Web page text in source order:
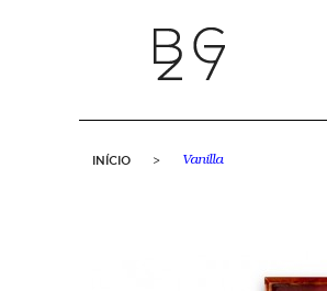
INÍCIO > Vanilla